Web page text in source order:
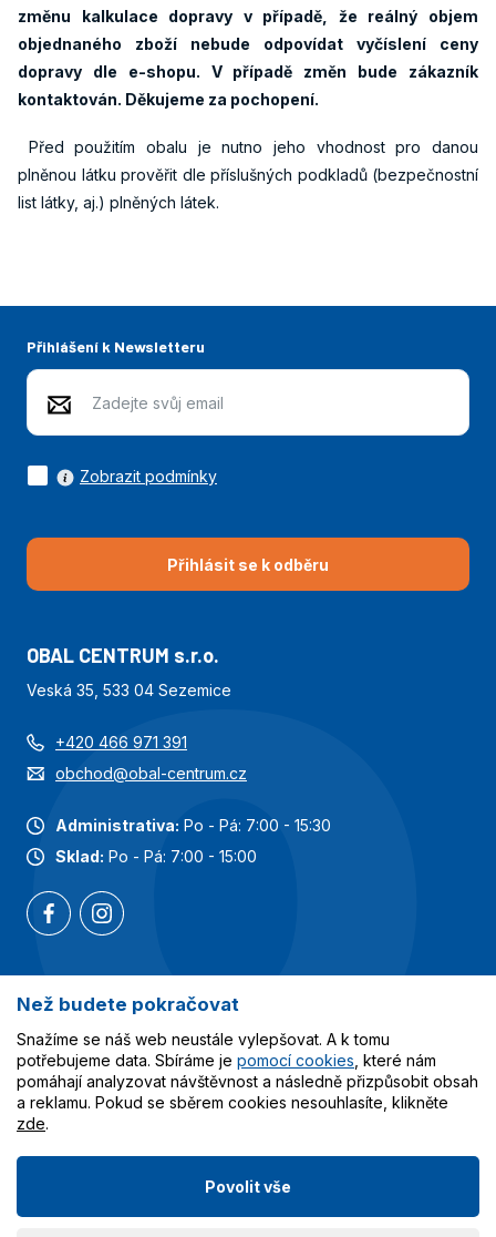
změnu kalkulace dopravy v případě, že reálný objem
objednaného zboží nebude odpovídat vyčíslení ceny
dopravy dle e-shopu. V případě změn bude zákazník
kontaktován. Děkujeme za pochopení.
Před použitím obalu je nutno jeho vhodnost pro danou
plněnou látku prověřit dle příslušných podkladů (bezpečnostní
list látky, aj.) plněných látek.
Přihlášení k Newsletteru
Přihlásit se k odběru
Zobrazit podmínky
OBAL CENTRUM s.r.o.
Veská 35, 533 04 Sezemice
+420 466 971 391
obchod@obal-centrum.cz
Administrativa: Po - Pá: 7:00 - 15:30
Sklad: Po - Pá: 7:00 - 15:00
Nejoblíbenější kategorie
Služby
Vše o nákupu
Než budete pokračovat
Snažíme se náš web neustále vylepšovat. A k tomu
potřebujeme data. Sbíráme je pomocí cookies , které nám
pomáhají analyzovat návštěvnost a následně přizpůsobit obsah
a reklamu. Pokud se sběrem cookies nesouhlasíte, klikněte
zde.
Povolit vše